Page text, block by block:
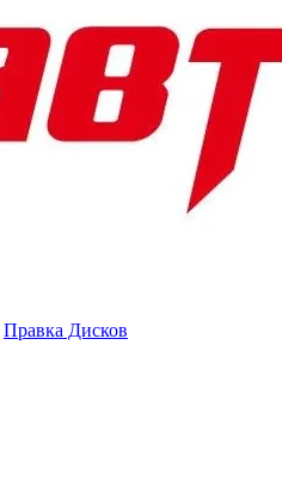
Правка Дисков